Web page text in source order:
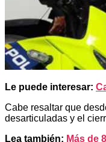
Le puede interesar:
Cabe resaltar que
desarticuladas y el
Lea también: Más de